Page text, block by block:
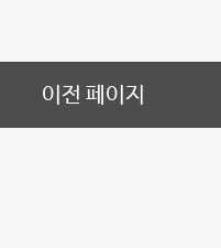
이전 페이지